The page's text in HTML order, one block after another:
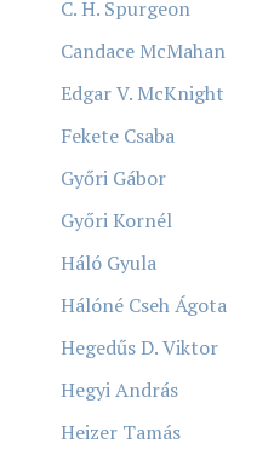
C. H. Spurgeon
Candace McMahan
Edgar V. McKnight
Fekete Csaba
Győri Gábor
Győri Kornél
Háló Gyula
Hálóné Cseh Ágota
Hegedűs D. Viktor
Hegyi András
Heizer Tamás